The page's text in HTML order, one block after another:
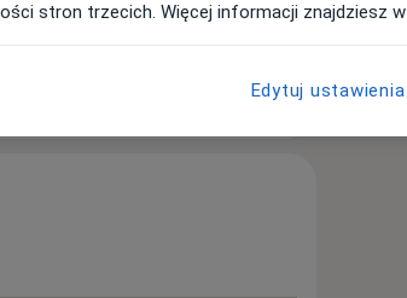
stron trzecich. Więcej informacji znajdziesz w
Edytuj ustawienia